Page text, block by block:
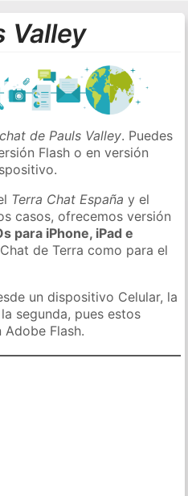
Valley
chat de Pauls Valley. Puedes
Flash o en versión
Terra Chat España y el
casos, ofrecemos versión
para iPhone, iPad e
de Terra como para el
un dispositivo Celular, la
segunda, pues estos
Flash.